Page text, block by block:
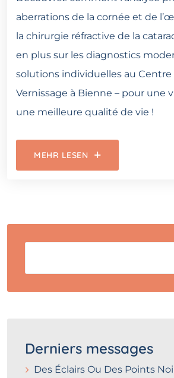
aberrations de la cornée et de
la chirurgie réfractive de la
en plus sur les diagnostics
solutions individuelles au Centre
Vernissage à Bienne – pour une
une meilleure qualité de vie !
MEHR LESEN
Derniers messages
Des Éclairs Ou Des Points